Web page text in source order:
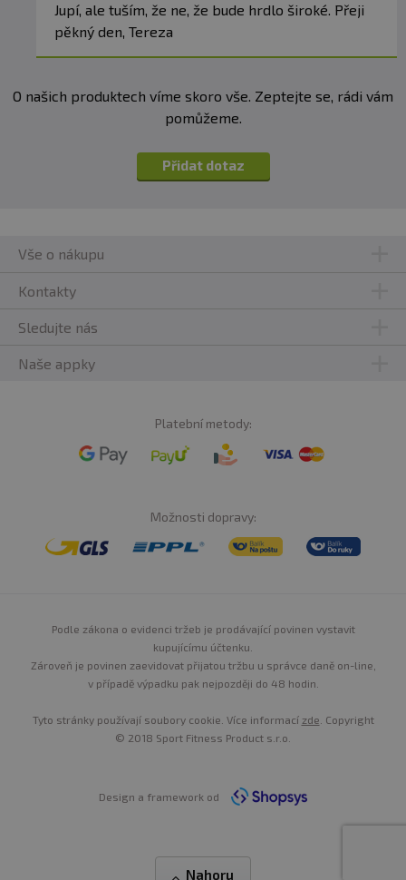
Jupí, ale tuším, že ne, že bude hrdlo široké. Přeji
pěkný den, Tereza
O našich produktech víme skoro vše. Zeptejte se, rádi vám
pomůžeme.
Přidat dotaz
Vše o nákupu
Kontakty
Sledujte nás
Naše appky
Platební metody:
Možnosti dopravy:
Podle zákona o evidenci tržeb je prodávající povinen vystavit
kupujícímu účtenku.
Zároveň je povinen zaevidovat přijatou tržbu u správce daně on-line,
v případě výpadku pak nejpozději do 48 hodin.
Tyto stránky používají soubory cookie. Více informací zde . Copyright
© 2018 Sport Fitness Product s.r.o.
Design a framework od
Nahoru